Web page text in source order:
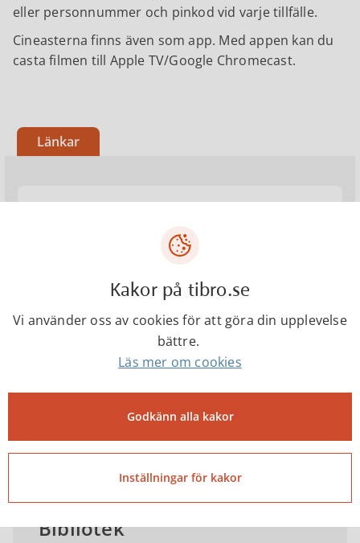
eller personnummer och pinkod vid varje tillfälle.
Cineasterna finns även som app. Med appen kan du
casta filmen till Apple TV/Google Chromecast.
Länkar
Google Play
Bibliotek
Kakor på tibro.se
Vi använder oss av cookies för att göra din upplevelse
bättre.
Läs mer om cookies
Godkänn alla kakor
Inställningar för kakor